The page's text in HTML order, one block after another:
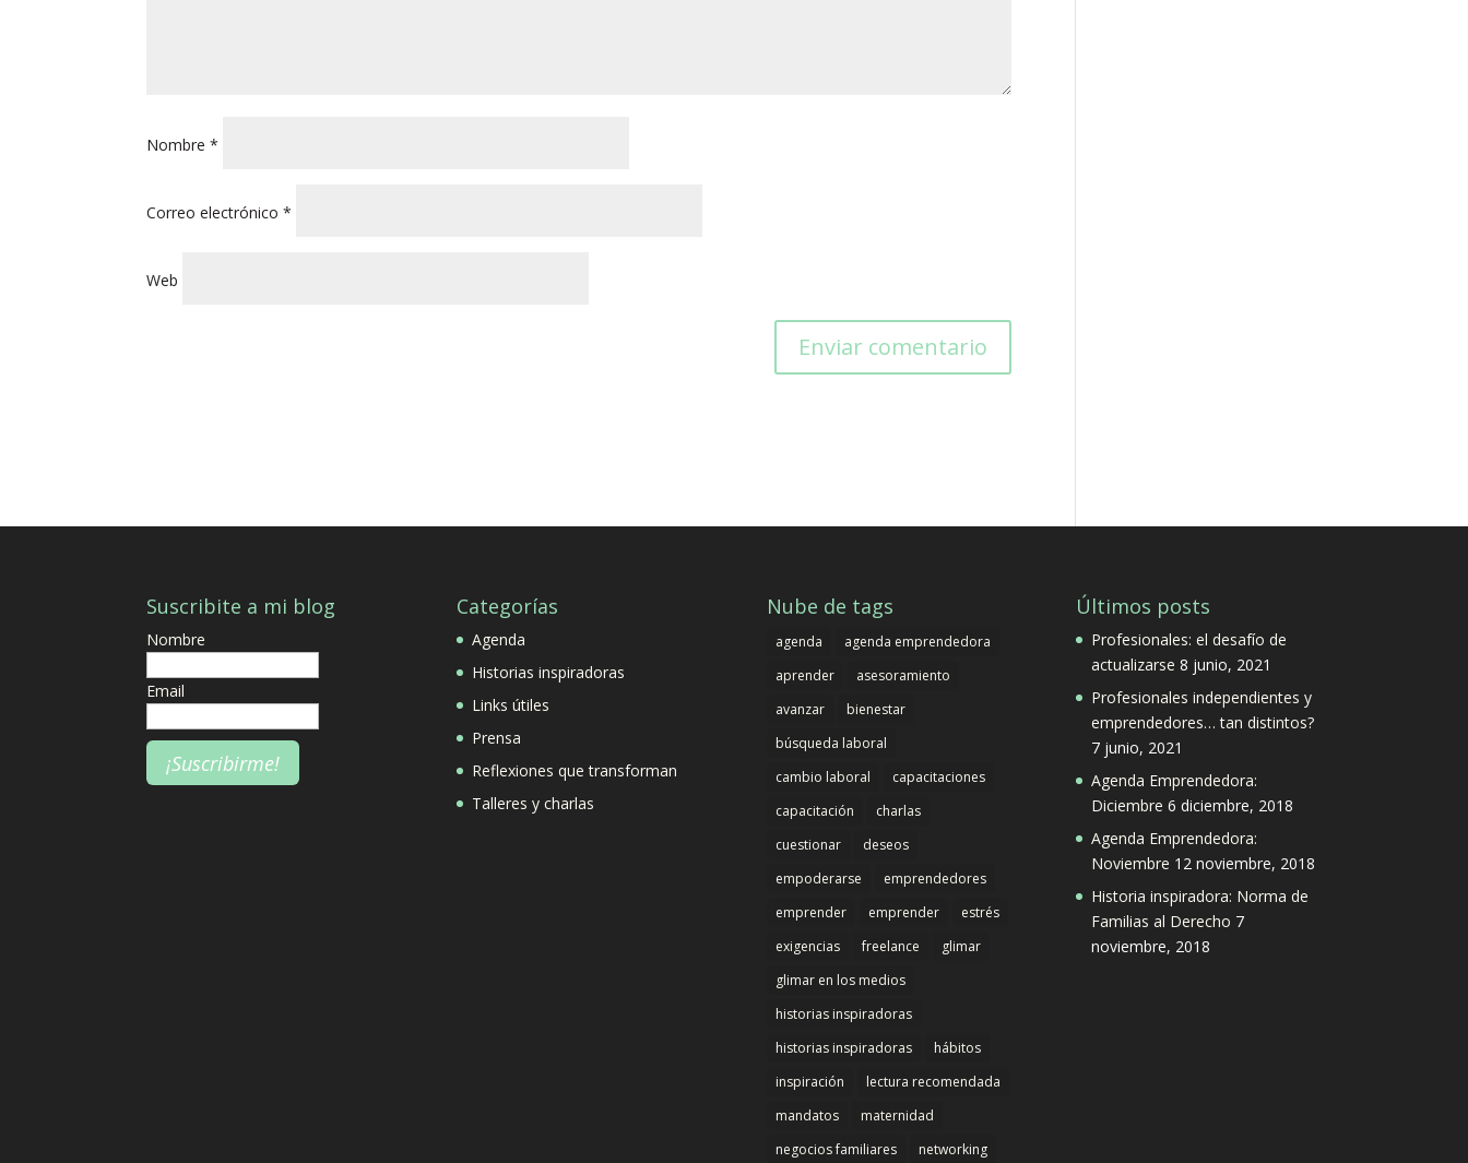
Nombre*
Correo electrónico*
Web
Suscribite a mi blog
Nombre
Email
Categorías
Agenda
Historias inspiradoras
Links útiles
Prensa
Reflexiones que transforman
Talleres y charlas
Nube de tags
agenda
agenda emprendedora
aprender
asesoramiento
avanzar
bienestar
búsqueda laboral
cambio laboral
capacitaciones
capacitación
charlas
cuestionar
deseos
empoderarse
emprendedores
emprender
emprender
estrés
exigencias
freelance
glimar
glimar en los medios
historias inspiradoras
historias inspiradoras
hábitos
inspiración
lectura recomendada
mandatos
maternidad
negocios familiares
networking
Últimos posts
Profesionales: el desafío de
actualizarse 8 junio, 2021
Profesionales independientes y
emprendedores… tan distintos?
7 junio, 2021
Agenda Emprendedora:
Diciembre 6 diciembre, 2018
Agenda Emprendedora:
Noviembre 12 noviembre, 2018
Historia inspiradora: Norma de
Familias al Derecho 7
noviembre, 2018